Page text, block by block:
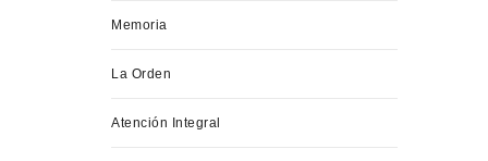
Memoria
La Orden
Atención Integral